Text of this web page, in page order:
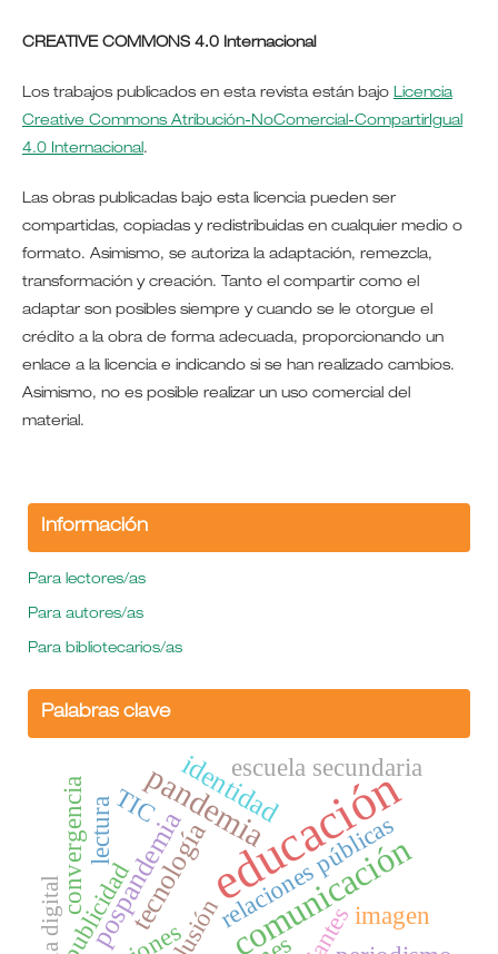
CREATIVE COMMONS 4.0 Internacional
Los trabajos publicados en esta revista están bajo Licencia
Creative Commons Atribución-NoComercial-CompartirIgual
4.0 Internacional.
Las obras publicadas bajo esta licencia pueden ser
compartidas, copiadas y redistribuidas en cualquier medio o
formato. Asimismo, se autoriza la adaptación, remezcla,
transformación y creación. Tanto el compartir como el
adaptar son posibles siempre y cuando se le otorgue el
crédito a la obra de forma adecuada, proporcionando un
enlace a la licencia e indicando si se han realizado cambios.
Asimismo, no es posible realizar un uso comercial del
material.
Información
Para lectores/as
Para autores/as
Para bibliotecarios/as
Palabras clave
educación
comunicación
pandemia
tecnología
pospandemia
identidad
relaciones públicas
escuela secundaria
imagen
publicidad
convergencia TIC
lectura